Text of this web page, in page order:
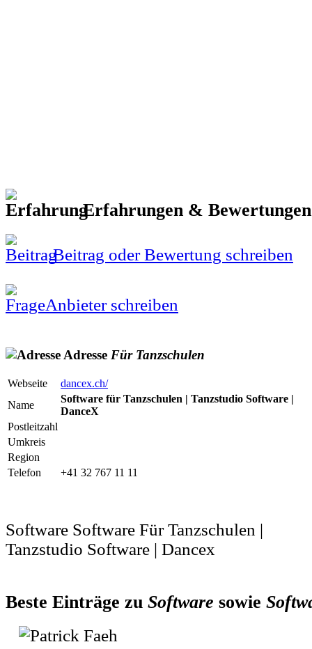
Erfahrungen &
Beitrag oder Bewertung schreiben
Anbieter schreiben
Adresse Für Tanzschulen
Webseite
dancex.ch/
Name
Software für Tanzschulen | Tanzstudio Software |
DanceX
Postleitzahl
Umkreis
Region
Telefon
+41 32 767 11 11
Software Software Für Tanzschulen |
Tanzstudio Software | Dancex
Beste Einträge zu Software sowie